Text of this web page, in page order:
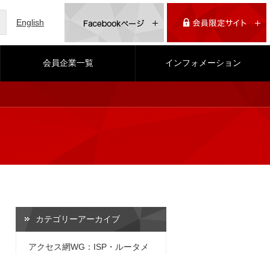
English
会員企業一覧 インフォメーション
カテゴリーアーカイブ
アクセス網WG：ISP・ルータメ